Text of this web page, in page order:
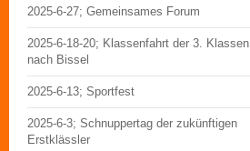
2025-6-27; Gemeinsames Forum
2025-6-18-20; Klassenfahrt der 3. Klassen
nach Bissel
2025-6-13; Sportfest
2025-6-3; Schnuppertag der zukünftigen
Erstklässler